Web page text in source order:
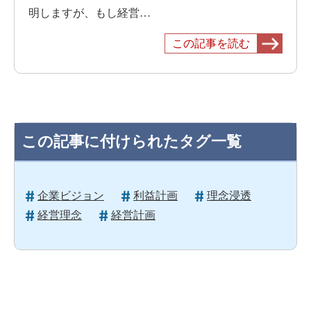
明しますが、もし経営…
この記事を読む
この記事に付けられたタグ一覧
企業ビジョン 利益計画
理念浸透
経営理念
経営計画